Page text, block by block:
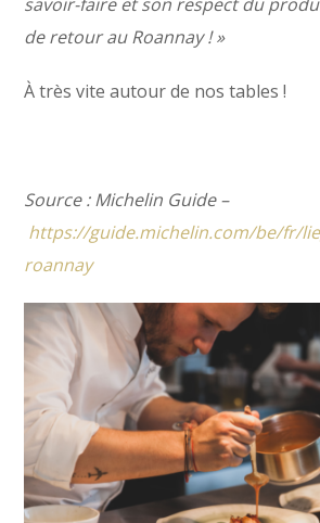
de retour au Roannay ! »
À très vite autour de nos tables !
Source : Michelin Guide –
https://guide.michelin.com/be/fr/
roannay